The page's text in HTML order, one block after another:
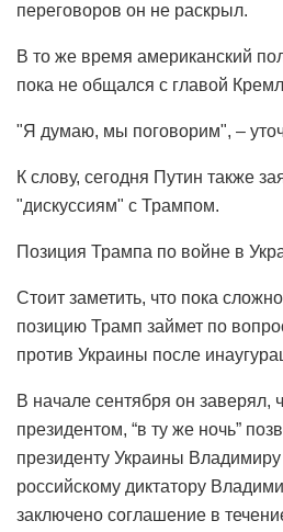
переговоров он не раскрыл.
В то же время американский
пока не общался с главой
"Я думаю, мы поговорим", –
К слову, сегодня Путин также
"дискуссиям" с Трампом.
Позиция Трампа по войне в
Стоит заметить, что пока
позицию Трамп займет по
против Украины после
В начале сентября он заверял,
президентом, “в ту же ночь”
президенту Украины
российскому диктатору
заключено соглашение в